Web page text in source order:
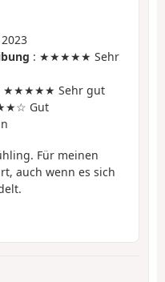
: ★★★★★ Sehr
★★★★★ Sehr gut
Gut
Für meinen
auch wenn es sich